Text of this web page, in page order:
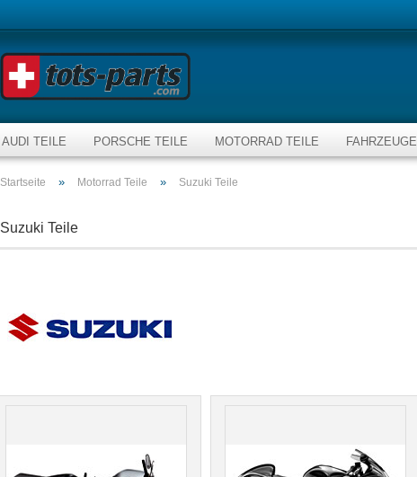
AUDI TEILE PORSCHE TEILE MOTORRAD TEILE FAHRZEUGE
Startseite » Motorrad Teile » Suzuki Teile
Suzuki Teile